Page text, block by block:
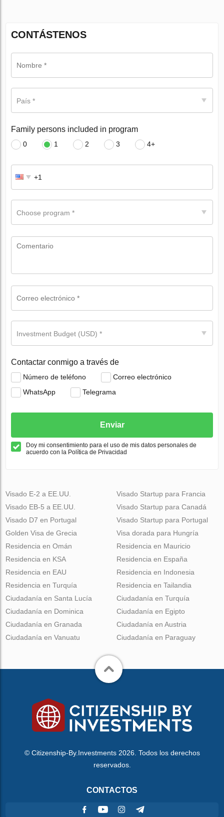
CONTÁSTENOS
País *
Family persons included in program
0 1 2 3 4+
Choose program *
Investment Budget (USD) *
Contactar conmigo a través de
Número de teléfono
Correo electrónico
WhatsApp
Telegrama
Enviar
Doy mi consentimiento para el uso de mis datos personales de
acuerdo con la Política de Privacidad
Visado E-2 a EE.UU.
Visado EB-5 a EE.UU.
Visado D7 en Portugal
Golden Visa de Grecia
Visado Startup para Francia
Visado Startup para Canadá
Visado Startup para Portugal
Visa dorada para Hungría
Residencia en Omán
Residencia en KSA
Residencia en EAU
Residencia en Turquía
Residencia en Mauricio
Residencia en España
Residencia en Indonesia
Residencia en Tailandia
Ciudadanía en Santa Lucía
Ciudadanía en Dominica
Ciudadanía en Granada
Ciudadanía en Vanuatu
Ciudadanía en Turquía
Ciudadanía en Egipto
Ciudadanía en Austria
Ciudadanía en Paraguay
© Citizenship-By.Investments 2026. Todos los derechos
reservados.
CONTACTOS